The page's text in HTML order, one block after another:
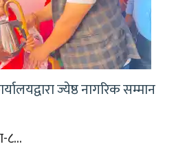
ज्येष्ठ नागरिक सम्मान
८…